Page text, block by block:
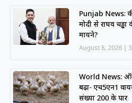
Punjab News:
मोदी से राघव
मायने?
August 8, 2026
World News:
बढ़ा- एच5एन1
संख्या 200 के पार